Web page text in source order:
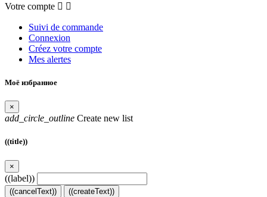
Votre compte  
Suivi de commande
Connexion
Créez votre compte
Mes alertes
Моё избранное
×
add_circle_outline Create new list
((title))
×
((label))
((cancelText)) ((createText))